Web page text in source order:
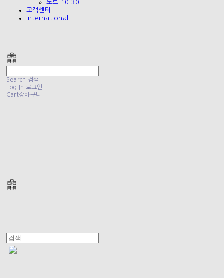
노트 10.30
고객센터
international
Search 검색
Log In 로그인
Cart장바구니